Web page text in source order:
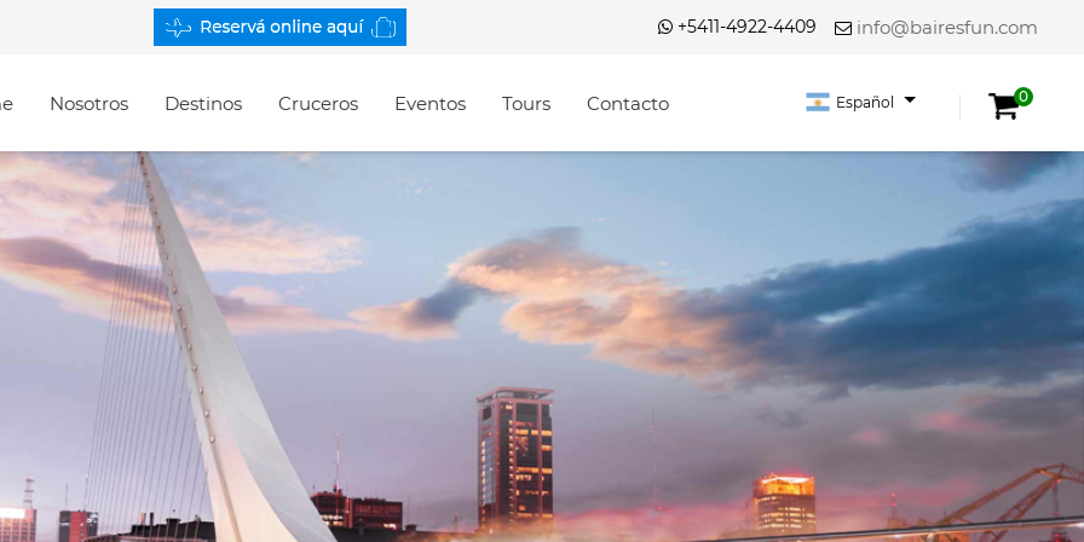
+5411-4922-4409 info@bairesfun.com
Nosotros Destinos Cruceros Eventos Tours Contacto Español 0